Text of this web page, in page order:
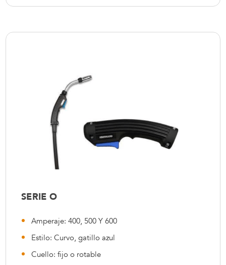
SERIE O
Amperaje: 400, 500 Y 600
Estilo: Curvo, gatillo azul
Cuello: fijo o rotable